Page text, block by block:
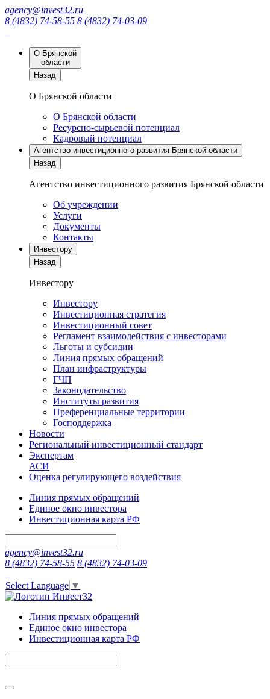
agency@invest32.ru
8 (4832) 74-58-55 8 (4832) 74-03-09
О Брянской
области
Назад
О Брянской области
О Брянской области
Ресурсно-сырьевой потенциал
Кадровый потенциал
Агентство инвестиционного развития Брянской области
Назад
Агентство инвестиционного развития Брянской области
Об учреждении
Услуги
Документы
Контакты
Инвестору
Назад
Инвестору
Инвестору
Инвестиционная стратегия
Инвестиционный совет
Регламент взаимодействия с инвесторами
Льготы и субсидии
Линия прямых обращений
План инфраструктуры
ГЧП
Законодательство
Институты развития
Преференциальные территории
Господдержка
Новости
Региональный инвестиционный стандарт
Экспертам
АСИ
Оценка регулирующего воздействия
Линия прямых обращений
Единое окно инвестора
Инвестиционная карта РФ
agency@invest32.ru
8 (4832) 74-58-55 8 (4832) 74-03-09
Select Language ▼
Линия прямых обращений
Единое окно инвестора
Инвестиционная карта РФ